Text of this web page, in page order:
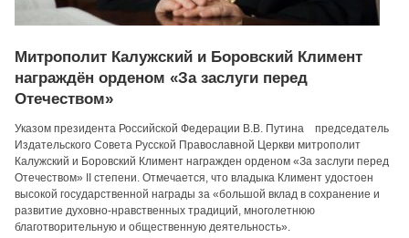
Митрополит Калужский и Боровский Климент
награждён орденом «За заслуги перед
Отечеством»
Указом президента Российской Федерации В.В. Путина председатель
Издательского Совета Русской Православной Церкви митрополит
Калужский и Боровский Климент награжден орденом «За заслуги перед
Отечеством» II степени. Отмечается, что владыка Климент удостоен
высокой государственной награды за «большой вклад в сохранение и
развитие духовно-нравственных традиций, многолетнюю
благотворительную и общественную деятельность».